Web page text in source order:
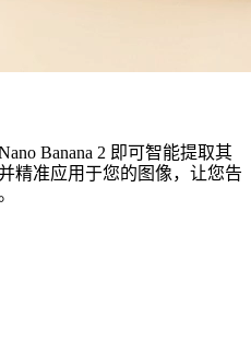
Banana 2 即可智能提取其
精准应用于您的图像，让您告